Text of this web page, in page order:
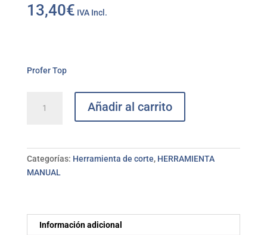
13,40€ IVA Incl.
Profer Top
chapa
PROFER
Añadir al carrito
Categorías: Herramienta de corte, HERRAMIENTA
MANUAL
Información adicional